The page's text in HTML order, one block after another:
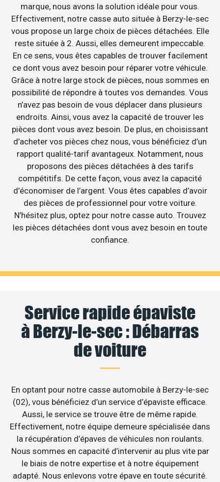
marque, nous avons la solution idéale pour vous.
Effectivement, notre casse auto située à Berzy-le-sec
vous propose un large choix de pièces détachées. Elle
reste située à 2. Aussi, elles demeurent impeccable.
En ce sens, vous êtes capables de trouver facilement
ce dont vous avez besoin pour réparer votre véhicule.
Grâce à notre large stock de pièces, nous sommes en
possibilité de répondre à toutes vos demandes. Vous
n’avez pas besoin de vous déplacer dans plusieurs
endroits. Ainsi, vous avez la capacité de trouver les
pièces dont vous avez besoin. De plus, en choisissant
d’acheter vos pièces chez nous, vous bénéficiez d’un
rapport qualité-tarif avantageux. Notamment, nous
proposons des pièces détachées à des tarifs
compétitifs. De cette façon, vous avez la capacité
d’économiser de l’argent. Vous êtes capables d’avoir
des pièces de professionnel pour votre voiture.
N’hésitez plus, optez pour notre casse auto. Trouvez
les pièces détachées dont vous avez besoin en toute
confiance.
Service rapide épaviste
à Berzy-le-sec : Débarras
de voiture
En optant pour notre casse automobile à Berzy-le-sec
(02), vous bénéficiez d’un service d’épaviste efficace.
Aussi, le service se trouve être de même rapide.
Effectivement, notre équipe demeure spécialisée dans
la récupération d’épaves de véhicules non roulants.
Nous sommes en capacité d’intervenir au plus vite par
le biais de notre expertise et à notre équipement
adapté. Nous enlevons votre épave en toute sécurité.